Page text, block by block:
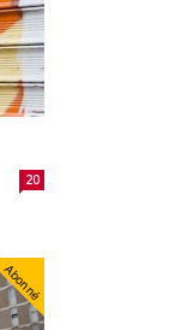
20
Abonné